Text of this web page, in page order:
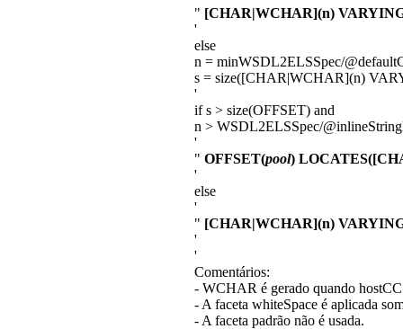
" [CHAR|WCHAR](n)
'
else
n = minWSDL2ELSSpec/
s = size([CHAR|WCHAR](n)
'
if s > size(OFFSET) and
n > WSDL2ELSSpec/
'
" OFFSET(pool)
'
else
'
" [CHAR|WCHAR](n)
'
'
Comentários:
- WCHAR é gerado quando
- A faceta whiteSpace é aplicada
- A faceta padrão não é usada.